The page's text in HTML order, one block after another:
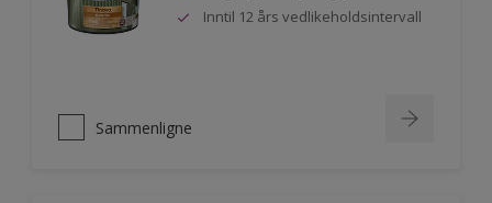
Inntil 12 års vedlikeholdsintervall
Sammenligne